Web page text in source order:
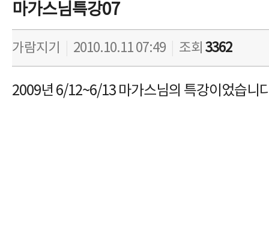
마가스님특강07
가람지기 2010.10.11 07:49 조회 3362
2009년 6/12~6/13 마가스님의 특강이었습니